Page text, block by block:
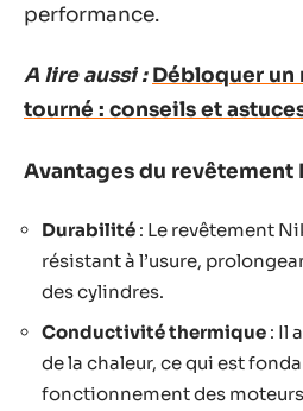
performance.
A lire aussi : Débloquer un
tourné : conseils et
Avantages du revêtement
Durabilité : Le revêtement
résistant à l’usure,
des cylindres.
Conductivité thermique : Il
de la chaleur, ce qui est
fonctionnement des